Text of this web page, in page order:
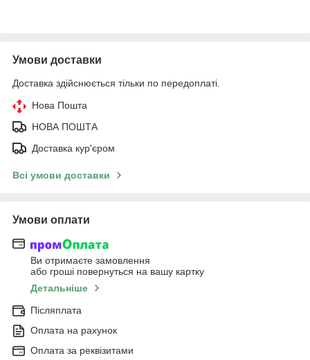
Умови доставки
Доставка здійснюється тільки по передоплаті.
Нова Пошта
НОВА ПОШТА
Доставка кур'єром
Всі умови доставки
Умови оплати
Ви отримаєте замовлення
або гроші повернуться на вашу картку
Детальніше
Післяплата
Оплата на рахунок
Оплата за реквізитами